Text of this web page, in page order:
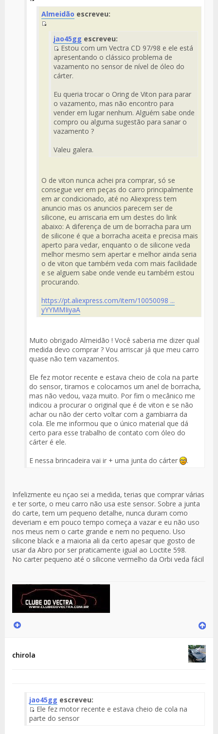
Fuente
del
Mensaje
Almeidão escreveu:
del
Mensaje
jao45gg escreveu:
Fuente
del
Mensaje
Estou com um Vectra CD 97/98 e ele está
apresentando o clássico problema de
vazamento no sensor de nível de óleo do
cárter.
Eu queria trocar o Oring de Viton para parar
o vazamento, mas não encontro para
vender em lugar nenhum. Alguém sabe onde
compro ou alguma sugestão para sanar o
vazamento ?
Valeu galera.
O de viton nunca achei pra comprar, só se
consegue ver em peças do carro principalmente
em ar condicionado, até no Aliexpress tem
anuncio mas os anuncios parecem ser de
silicone, eu arriscaria em um destes do link
abaixo: A diferença de um de borracha para um
de silicone é que a borracha aceita e precisa mais
aperto para vedar, enquanto o de silicone veda
melhor mesmo sem apertar e melhor ainda seria
o de viton que também veda com mais facilidade
e se alguem sabe onde vende eu também estou
procurando.
https://pt.aliexpress.com/item/10050098 ...
yYYMMIiyaA
Muito obrigado Almeidão ! Você saberia me dizer qual
medida devo comprar ? Vou arriscar já que meu carro
quase não tem vazamentos.
Ele fez motor recente e estava cheio de cola na parte
do sensor, tiramos e colocamos um anel de borracha,
mas não vedou, vaza muito. Por fim o mecânico me
indicou a procurar o original que é de viton e se não
achar ou não der certo voltar com a gambiarra da
cola. Ele me informou que o único material que dá
certo para esse trabalho de contato com óleo do
cárter é ele.
E nessa brincadeira vai ir + uma junta do cárter
.
Infelizmente eu nçao sei a medida, terias que comprar várias
e ter sorte, o meu carro não usa este sensor. Sobre a junta
do carte, tem um pequeno detalhe, nunca duram como
deveriam e em pouco tempo começa a vazar e eu não uso
nos meus nem o carte grande e nem no pequeno. Uso
silicone black e a maioria ali da certo apesar que gosto de
usar da Abro por ser praticamente igual ao Loctite 598.
No carter pequeno até o silicone vermelho da Orbi veda fácil
chirola
jao45gg escreveu:
Fuente
Ele fez motor recente e estava cheio de cola na
parte do sensor